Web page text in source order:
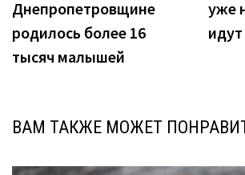
записям
Днепропетровщине
родилось более 16
тысяч малышей
уже
ВАМ ТАКЖЕ МОЖЕТ